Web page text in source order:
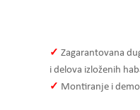
✓ Zagarantovana
i delova izloženih
✓ Montiranje i